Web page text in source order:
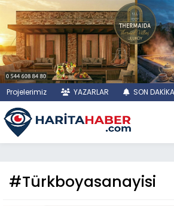
Projelerimiz YAZARLAR SON DAKİKA
#Türkboyasanayisi